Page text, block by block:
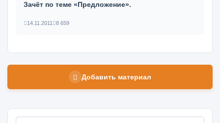
Зачёт по теме «Предложение».
14.11.2011 8 659
Добавить материал